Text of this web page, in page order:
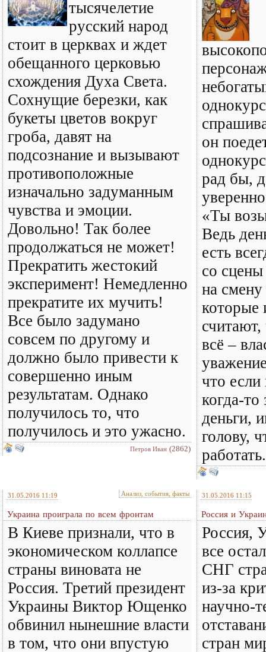
тысячелетие
русский народ
стоит в церквах и ждет
обещанного церковью
схождения Духа Света.
Сохнущие березки, как
букеты цветов вокруг
гроба, давят на
подсознание и вызывают
противоположные
изначально задуманным
чувства и эмоции.
Довольно! Так более
продолжаться не может!
Прекратить жестокий
эксперимент! Немедленно
прекратите их мучить!
Все было задумано
совсем по другому и
должно было привести к
совершенно иным
результатам. Однако
получилось то, что
получилось и это ужасно.
Петров Иван (2862)
он
рад бы,
«Ты
Ведь
есть
со
на
которые
считают,
всё –
что если
когда-то
деньги,
голову,
работать.
31.05.2016 11:19 Анализ, события, факты
Украина проиграла по всем фронтам
В Киеве признали, что в
экономическом коллапсе
страны виновата не
Россия. Третий президент
Украины Виктор Ющенко
обвинил нынешние власти
в том, что они впустую
31.05.2016 11:15
Россия и
Россия,
все
СНГ
из-за
научно-
стран